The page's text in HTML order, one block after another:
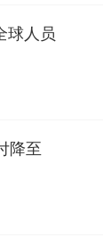
球人员
降至